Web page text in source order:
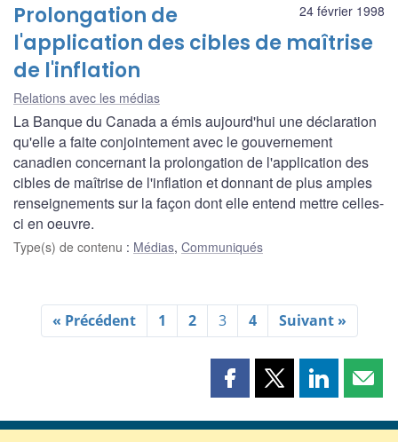
24 février 1998
Prolongation de
l'application des cibles de maîtrise
de l'inflation
Relations avec les médias
La Banque du Canada a émis aujourd'hui une déclaration
qu'elle a faite conjointement avec le gouvernement
canadien concernant la prolongation de l'application des
cibles de maîtrise de l'inflation et donnant de plus amples
renseignements sur la façon dont elle entend mettre celles-
ci en oeuvre.
Type(s) de contenu : Médias, Communiqués
« Précédent 1 2 3 4 Suivant »
Partager
page
Partager
page
Partager
page page